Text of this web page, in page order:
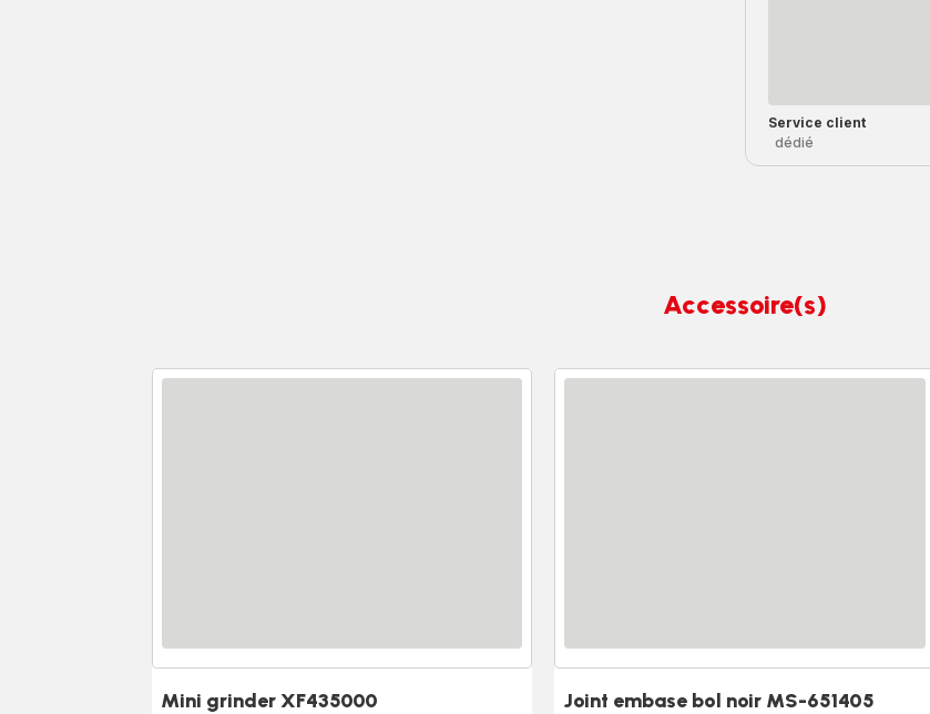
Service client
dédié
Accessoire(s)
Mini grinder XF435000 Joint embase bol noir MS-651405